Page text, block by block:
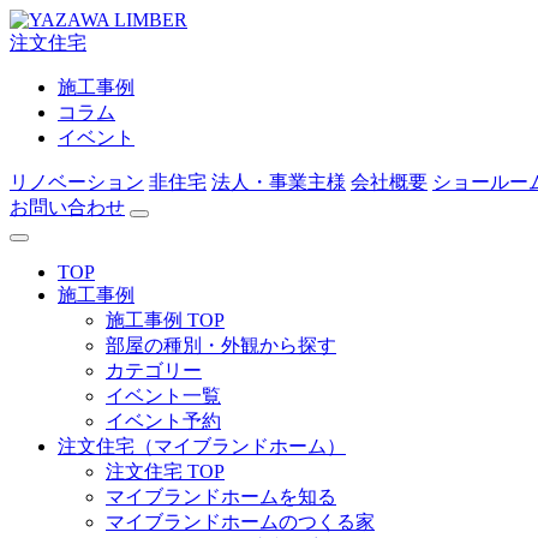
注文住宅
施工事例
コラム
イベント
リノベーション 非住宅 法人・事業主様 会社概要 ショールー
お問い合わせ
TOP
施工事例
施工事例 TOP
部屋の種別・外観から探す
カテゴリー
イベント一覧
イベント予約
注文住宅（マイブランドホーム）
注文住宅 TOP
マイブランドホームを知る
マイブランドホームのつくる家